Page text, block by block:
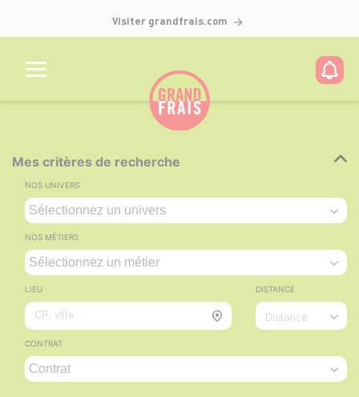
Visiter grandfrais.com
Mes critères de recherche
NOS UNIVERS
NOS MÉTIERS
LIEU
CP, ville...
DISTANCE
Distance
CONTRAT